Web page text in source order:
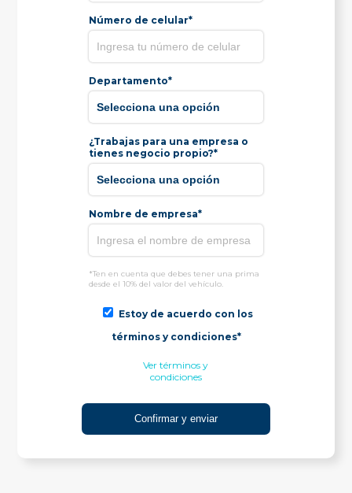
Número de celular*
Departamento*
¿Trabajas para una empresa o
tienes negocio propio?*
Nombre de empresa*
*Ten en cuenta que debes tener una prima
desde el 10% del valor del vehículo.
Estoy de acuerdo con los
términos y condiciones*
Ver términos y
condiciones